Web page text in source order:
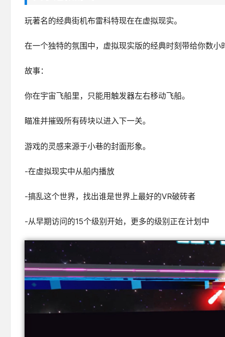
玩著名的经典街机布雷科特现在在虚拟现实。
在一个独特的氛围中，虚拟现实版的经典时刻带给你数小
故事：
你在宇宙飞船里，只能用触发器左右移动飞船。
瞄准并摧毁所有砖块以进入下一关。
游戏的灵感来源于小巷的封面形象。
-在虚拟现实中从船内播放
-搞乱这个世界，找出谁是世界上最好的VR破砖者
-从早期访问的15个级别开始，更多的级别正在计划中